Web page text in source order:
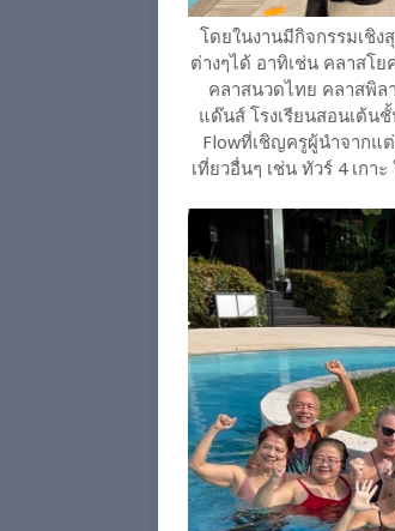
โดยในงานมีกิจกรรมเชิง
ต่างๆได้ อาทิเช่น คลาสโ
คลาสนวดไทย คลาสพิล
แด๊นส์ โรงเรียนสอนเต้น
Flowที่เชิญครูผู้นำจากแ
เที่ยวอื่นๆ เช่น ทัวร์ 4 เกา